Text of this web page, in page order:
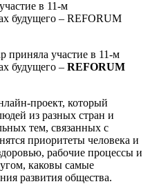
приняла участие в 11-м
будущего – REFORUM
проект, который
из разных стран и
тем, связанных с
приоритеты человека и
рабочие процессы и
каковы самые
развития общества.